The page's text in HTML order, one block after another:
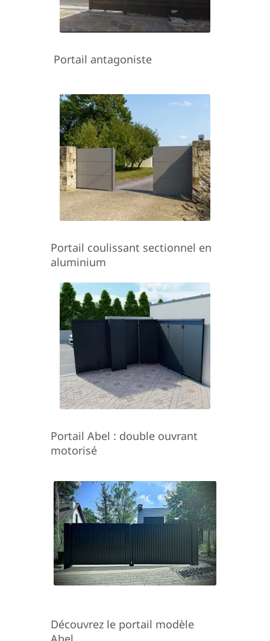
Portail antagoniste
Portail coulissant sectionnel en
aluminium
Portail Abel : double ouvrant
motorisé
Découvrez le portail modèle